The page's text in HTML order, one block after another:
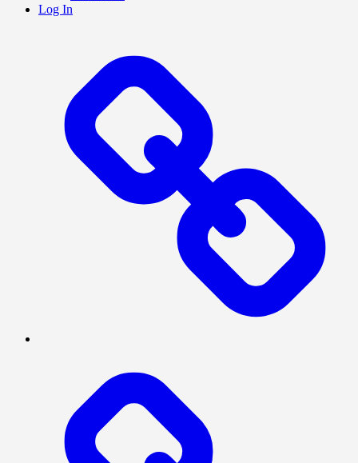
Log In